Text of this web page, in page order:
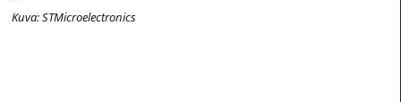
Kuva: STMicroelectronics